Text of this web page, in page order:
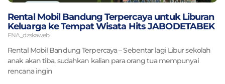
Rental Mobil Bandung Terpercaya untuk Liburan
Keluarga ke Tempat Wisata Hits JABODETABEK
FNA_dzskaweb
Rental Mobil Bandung Terpercaya – Sebentar lagi Libur sekolah
anak akan tiba, sudahkan kalian para orang tua mempunyai
rencana ingin